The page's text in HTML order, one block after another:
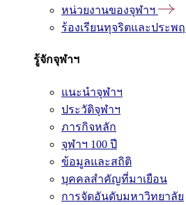
หน่วยงานของจุฬาฯ
ร้องเรียนทุจริตและประพ
รู้จักจุฬาฯ
แนะนำจุฬาฯ
ประวัติจุฬาฯ
ภารกิจหลัก
จุฬาฯ 100 ปี
ข้อมูลและสถิติ
บุคคลสำคัญที่มาเยือน
การจัดอันดับมหาวิทยาลัย